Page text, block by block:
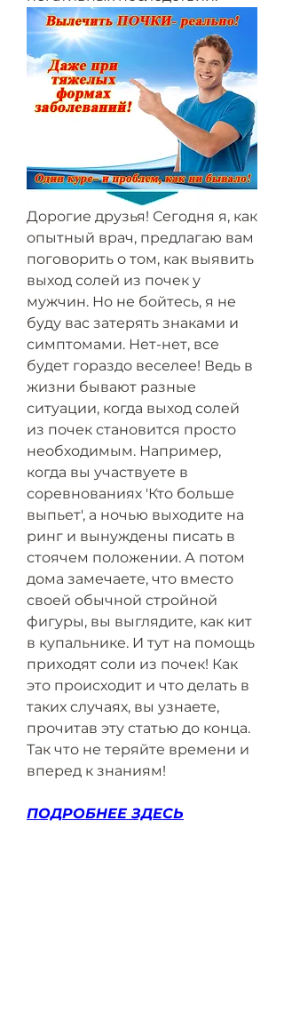
Дорогие друзья! Сегодня я, как
опытный врач, предлагаю вам
поговорить о том, как выявить
выход солей из почек у
мужчин. Но не бойтесь, я не
буду вас затерять знаками и
симптомами. Нет-нет, все
будет гораздо веселее! Ведь в
жизни бывают разные
ситуации, когда выход солей
из почек становится просто
необходимым. Например,
когда вы участвуете в
соревнованиях 'Кто больше
выпьет', а ночью выходите на
ринг и вынуждены писать в
стоячем положении. А потом
дома замечаете, что вместо
своей обычной стройной
фигуры, вы выглядите, как кит
в купальнике. И тут на помощь
приходят соли из почек! Как
это происходит и что делать в
таких случаях, вы узнаете,
прочитав эту статью до конца.
Так что не теряйте времени и
вперед к знаниям!
ПОДРОБНЕЕ ЗДЕСЬ